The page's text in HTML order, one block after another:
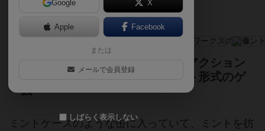
自分の駒を置いて、置いた場所のアクション
を実行するワーカープレイスメント形式のゲ
ーム
ミントケースのような缶に入っていて、ミントを彷
Google X
Apple Facebook
または
メールで会員登録
しばらく表示しない